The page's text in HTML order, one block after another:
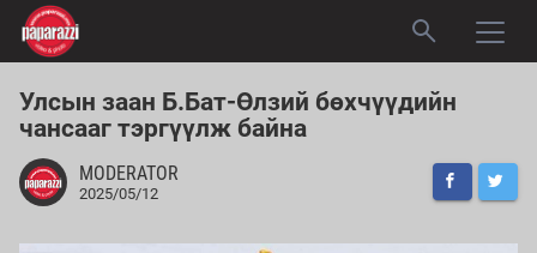
Улсын заан Б.Бат-Өлзий бөхчүүдийн
чансааг тэргүүлж байна
MODERATOR
2025/05/12